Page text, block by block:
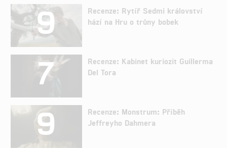
9
Recenze: Rytíř Sedmi království
hází na Hru o trůny bobek
7
Recenze: Kabinet kuriozit Guillerma
Del Tora
9
Recenze: Monstrum: Příběh
Jeffreyho Dahmera